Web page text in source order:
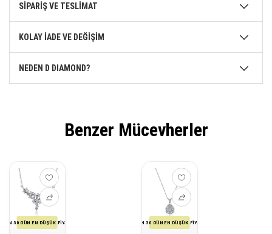
SİPARİŞ VE TESLİMAT
KOLAY İADE VE DEĞİŞİM
NEDEN D DIAMOND?
Benzer Mücevherler
SON 30 GÜN EN DÜŞÜK FİYATI SON 30 GÜN EN DÜŞÜK FİYATI